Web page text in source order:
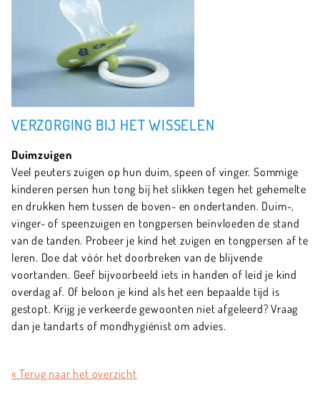
VERZORGING BIJ HET WISSELEN
Duimzuigen
Veel peuters zuigen op hun duim, speen of vinger. Sommige
kinderen persen hun tong bij het slikken tegen het gehemelte
en drukken hem tussen de boven- en ondertanden. Duim-,
vinger- of speenzuigen en tongpersen beïnvloeden de stand
van de tanden. Probeer je kind het zuigen en tongpersen af te
leren. Doe dat vóór het doorbreken van de blijvende
voortanden. Geef bijvoorbeeld iets in handen of leid je kind
overdag af. Of beloon je kind als het een bepaalde tijd is
gestopt. Krijg je verkeerde gewoonten niet afgeleerd? Vraag
dan je tandarts of mondhygiënist om advies.
« Terug naar het overzicht